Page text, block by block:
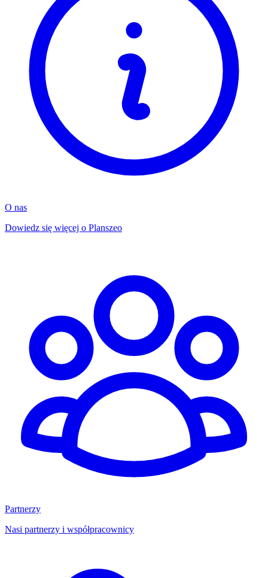
O nas
Dowiedz się więcej o Planszeo
Partnerzy
Nasi partnerzy i współpracownicy